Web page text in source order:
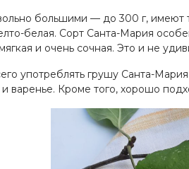
большими — до 300 г, имеют
белая. Сорт Санта-Мария
мягкая и очень сочная. Это и не
употреблять грушу Санта-
варенье. Кроме того, хорошо